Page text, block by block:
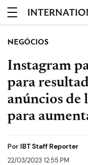
NEGÓCIOS
Instagram
para
anúncios de
para
Por IBT Staff Reporter
22/03/2023 12:55 PM